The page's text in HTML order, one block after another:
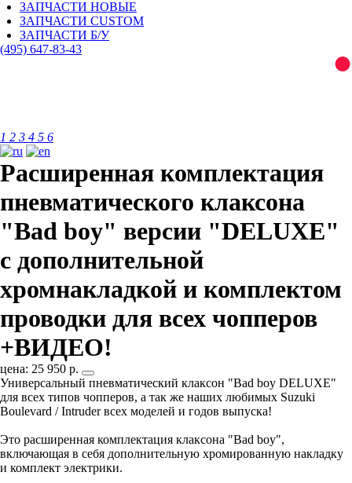
ЗАПЧАСТИ НОВЫЕ
ЗАПЧАСТИ CUSTOM
ЗАПЧАСТИ Б/У
(495) 647-83-43
1 2 3 4 5 6
Расширенная комплектация
пневматического клаксона
"Bad boy" версии "DELUXE"
с дополнительной
хромнакладкой и комплектом
проводки для всех чопперов
+ВИДЕО!
цена: 25 950 р.
Универсальный пневматический клаксон "Bad boy DELUXE"
для всех типов чопперов, а так же наших любимых Suzuki
Boulevard / Intruder всех моделей и годов выпуска!
Это расширенная комплектация клаксона "Bad boy",
включающая в себя дополнительную хромированную накладку
и комплект электрики.